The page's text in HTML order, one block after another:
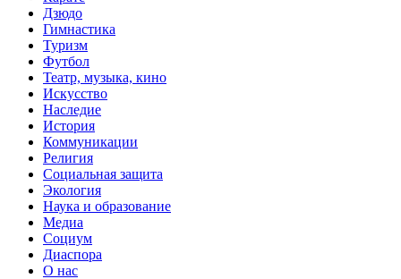
Дзюдо
Гимнастика
Туризм
Футбол
Театр, музыка, кино
Искусство
Наследие
История
Коммуникации
Религия
Социальная защита
Экология
Наука и образование
Медиа
Социум
Диаспора
О нас